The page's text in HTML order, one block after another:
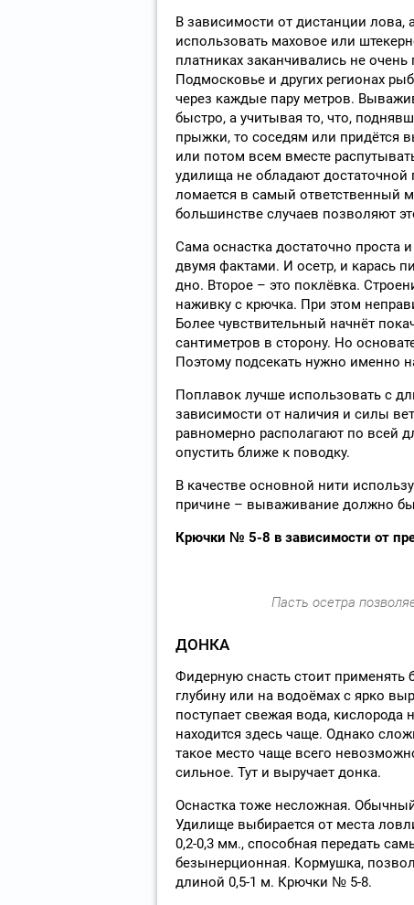
В зависимости от дистанции
использовать маховое или
платниках заканчивались не
Подмосковье и других регионах
через каждые пару метров.
быстро, а учитывая то, что,
прыжки, то соседям или придётся
или потом всем вместе
удилища не обладают достаточной
ломается в самый ответственный
большинстве случаев позволяют
Сама оснастка достаточно проста
двумя фактами. И осетр, и карась
дно. Второе – это поклёвка.
наживку с крючка. При этом
Более чувствительный начнёт
сантиметров в сторону. Но
Поэтому подсекать нужно именно
Поплавок лучше использовать с
зависимости от наличия и силы
равномерно располагают по всей
опустить ближе к поводку.
В качестве основной нити
причине – вываживание должно
Крючки № 5-8 в зависимости от
Пасть осетра
ДОНКА
Фидерную снасть стоит применять
глубину или на водоёмах с ярко
поступает свежая вода, кислорода
находится здесь чаще. Однако
такое место чаще всего
сильное. Тут и выручает донка.
Оснастка тоже несложная.
Удилище выбирается от места
0,2-0,3 мм., способная передать
безынерционная. Кормушка,
длиной 0,5-1 м. Крючки № 5-8.